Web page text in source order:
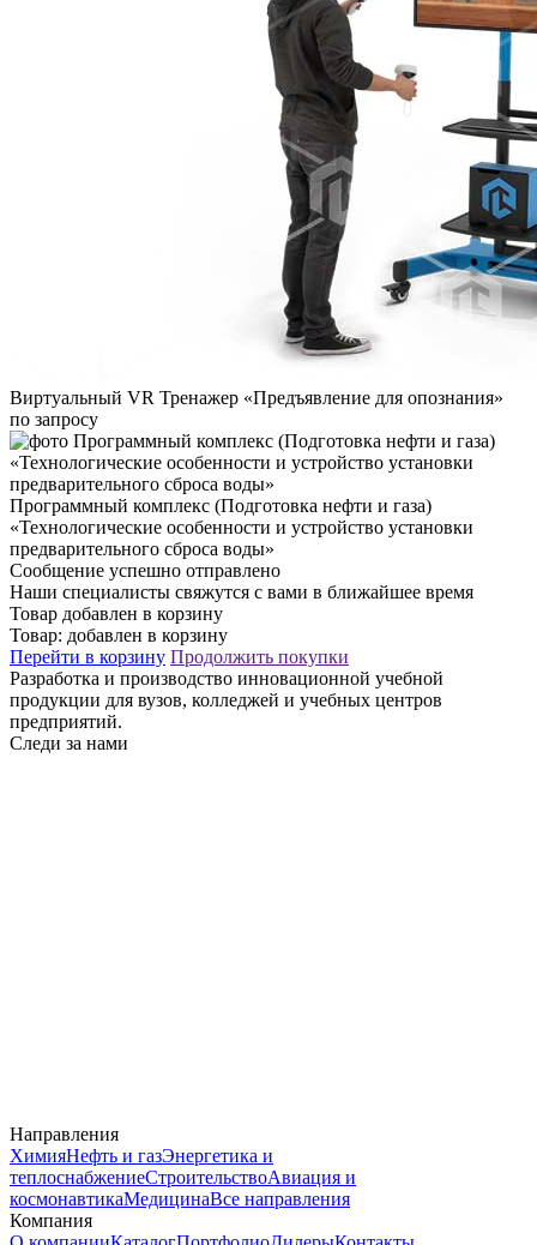
Виртуальный VR Тренажер «Предъявление для опознания»
по запросу
Программный комплекс (Подготовка нефти и газа)
«Технологические особенности и устройство установки
предварительного сброса воды»
Сообщение успешно отправлено
Наши специалисты свяжутся с вами в ближайшее время
Товар добавлен в корзину
Товар: добавлен в корзину
Перейти в корзину Продолжить покупки
Разработка и производство инновационной учебной
продукции для вузов, колледжей и учебных центров
предприятий.
Следи за нами
Направления
ХимияНефть и газЭнергетика и
теплоснабжениеСтроительствоАвиация и
космонавтикаМедицинаВсе направления
Компания